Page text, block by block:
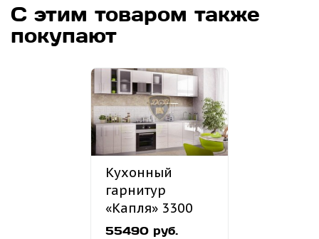
С этим товаром также
покупают
Кухонный
гарнитур
«Капля» 3300
мм
55490 руб.